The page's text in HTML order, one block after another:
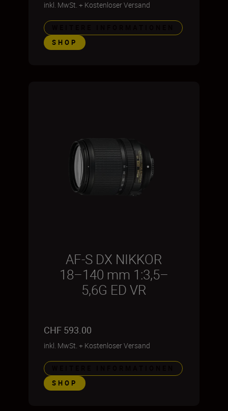
inkl. MwSt. + Kostenloser Versand
SHOP
AF-S DX NIKKOR
18–140 mm 1:3,5–
5,6G ED VR
CHF 593.00
inkl. MwSt. + Kostenloser Versand
SHOP